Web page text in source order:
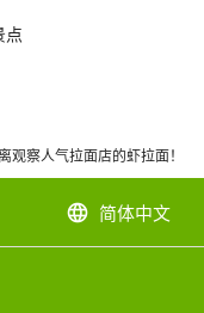
点
观察人气拉面店的虾拉面！！
language 简体中文